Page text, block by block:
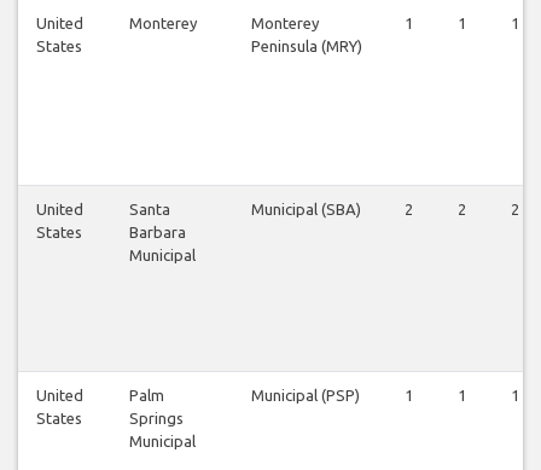
United
States
Monterey
Monterey
Peninsula (MRY)
1 1 1
United
States
Santa
Barbara
Municipal
Municipal (SBA) 2 2 2
United
States
Palm
Springs
Municipal
Municipal (PSP) 1 1 1